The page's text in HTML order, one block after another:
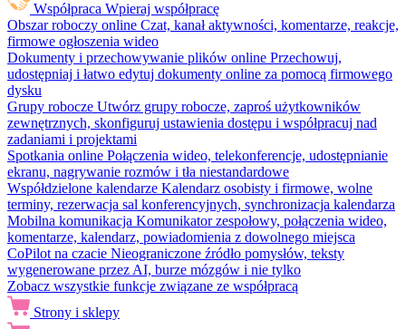
Współpraca Wpieraj współpracę
Obszar roboczy online Czat, kanał aktywności, komentarze, reakcje,
firmowe ogłoszenia wideo
Dokumenty i przechowywanie plików online Przechowuj,
udostępniaj i łatwo edytuj dokumenty online za pomocą firmowego
dysku
Grupy robocze Utwórz grupy robocze, zaproś użytkowników
zewnętrznych, skonfiguruj ustawienia dostępu i współpracuj nad
zadaniami i projektami
Spotkania online Połączenia wideo, telekonferencje, udostępnianie
ekranu, nagrywanie rozmów i tła niestandardowe
Współdzielone kalendarze Kalendarz osobisty i firmowe, wolne
terminy, rezerwacja sal konferencyjnych, synchronizacja kalendarza
Mobilna komunikacja Komunikator zespołowy, połączenia wideo,
komentarze, kalendarz, powiadomienia z dowolnego miejsca
CoPilot na czacie Nieograniczone źródło pomysłów, teksty
wygenerowane przez AI, burze mózgów i nie tylko
Zobacz wszystkie funkcje związane ze współpracą
Strony i sklepy